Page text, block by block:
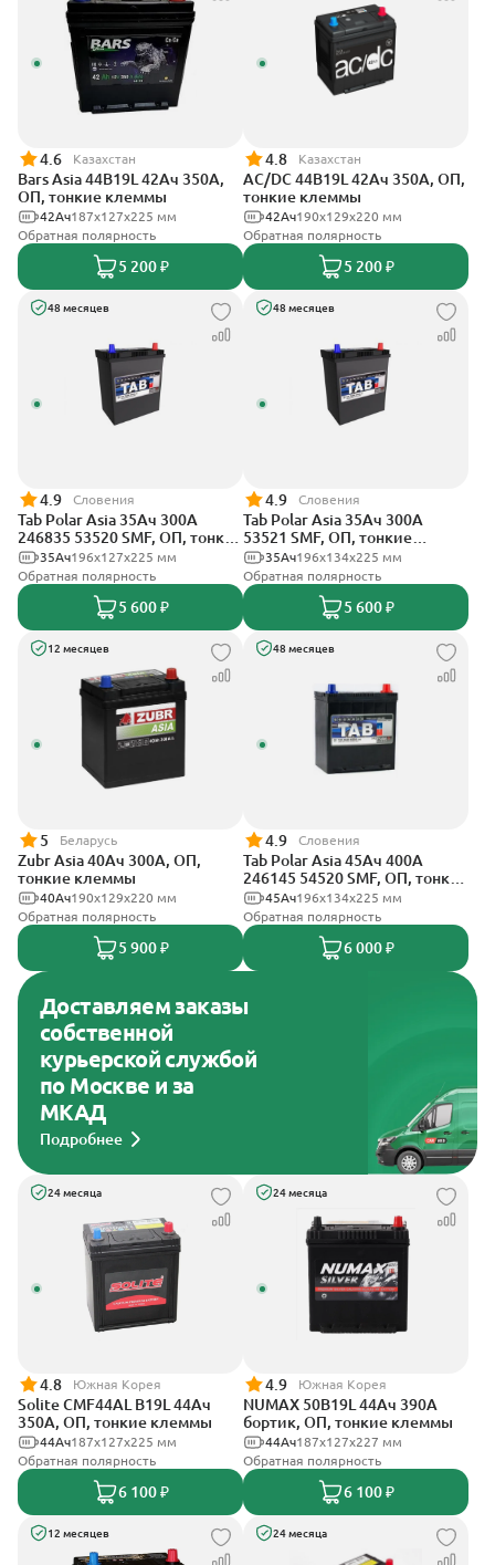
4.6 Казахстан
Bars Asia 44B19L 42Ач 350А,
ОП, тонкие клеммы
187x127x225 мм
42Ач
Обратная полярность
5 200 ₽
4.8 Казахстан
AC/DC 44B19L 42Ач 350А, ОП,
тонкие клеммы
190x129x220 мм
42Ач
Обратная полярность
5 200 ₽
48 месяцев
4.9 Словения
Tab Polar Asia 35Ач 300А
246835 53520 SMF, ОП, тонкие
клеммы196x127x225 мм
35Ач
Обратная полярность
5 600 ₽
48 месяцев
4.9 Словения
Tab Polar Asia 35Ач 300А
53521 SMF, ОП, тонкие
клеммы196x134x225 мм
35Ач
Обратная полярность
5 600 ₽
12 месяцев
5 Беларусь
Zubr Asia 40Ач 300А, ОП,
тонкие клеммы
190x129x220 мм
40Ач
Обратная полярность
5 900 ₽
48 месяцев
4.9 Словения
Tab Polar Asia 45Ач 400А
246145 54520 SMF, ОП, тонкие
клеммы196x134x225 мм
45Ач
Обратная полярность
6 000 ₽
Доставляем заказы
собственной
курьерской службой
по Москве и за
МКАД
Подробнее
24 месяца
4.8 Южная Корея
Solite CMF44AL B19L 44Ач
350А, ОП, тонкие клеммы
187x127x225 мм
44Ач
Обратная полярность
6 100 ₽
24 месяца
4.9 Южная Корея
NUMAX 50B19L 44Ач 390А
бортик, ОП, тонкие клеммы
187х127х227 мм
44Ач
Обратная полярность
6 100 ₽
12 месяцев 24 месяца